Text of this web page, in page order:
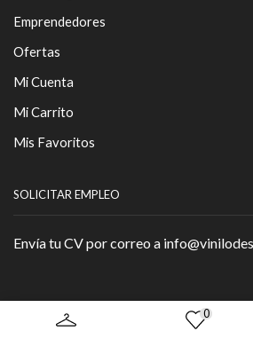
Emprendedores
Ofertas
Mi Cuenta
Mi Carrito
Mis Favoritos
SOLICITAR EMPLEO
Envía tu CV por correo a
Copyright © 2026 - By
0